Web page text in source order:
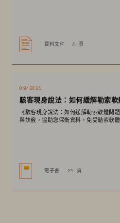
資料文件 4 頁
09/2021
駭客現身說法：如何緩解勒索
《駭客現身說法：如何緩解勒索軟體問
與訣竅，協助您保衛資料，免受勒索軟體
電子書 21 頁